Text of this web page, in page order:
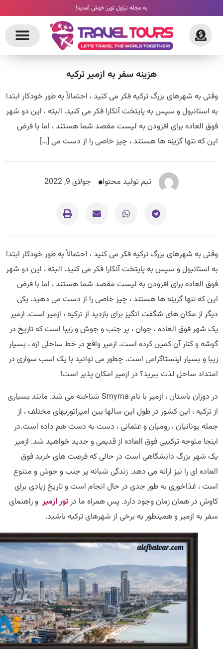
به مجله تراول تورز خوش آمدید!
هزینه سفر به ازمیر ترکیه
به شهرهای بزرگ ترکیه فکر می کنید ، احتمالاً به طور خودکار ابتدا
و سپس به پایتخت آنکارا فکر می کنید. البته ، این دو شهر
العاده برای افزودن به لیست مقصد شما هستند ، اما با فرض
که تنها گزینه ها هستند ، چیز خاصی را از دست می […]
تیم تولید محتوا جولای 9, 2022
به شهرهای بزرگ ترکیه فکر می کنید ، احتمالاً به طور خودکار ابتدا
و سپس به پایتخت آنکارا فکر می کنید. البته ، این دو شهر
العاده برای افزودن به لیست مقصد شما هستند ، اما با فرض
که تنها گزینه ها هستند ، چیز خاصی را از دست می دهید. یکی
از مکان های شگفت انگیز برای بازدید از ترکیه ، ازمیر است. ازمیر
فوق العاده ، جوان ، پر جنب و جوش و زیبا است که تاریخ در
و کنار آن کمین کرده است. ازمیر واقع در خط ساحلی اژه ، بسیار
و بسیار اینستاگرامی است. چطور می توانید با یک اسب سواری در
ساحل لذت ببرید؟ در ازمیر امکان پذیر است!
در دوران باستان ، ازمیر با نام Smyrna شناخته می شد. مانند بسیاری
، این کشور در طول این سالها بین امپراتوریهای مختلف ، از
یونانیان ، رومیان و عثمانی ، دست به دست هم داده است.در
متوجه ترکیبی فوق العاده از قدیمی و جدید خواهید شد. ازمیر
بزرگ دانشگاهی است در حالی که فرصت های خرید فوق
ای را نیز ارائه می دهد. زندگی شبانه پر جنب و جوش و متنوع
، غذاخوری به طور جدی در حال انجام است و تاریخ زیادی برای
در همان زمان وجود دارد. پس همراه ما درتور ازمیرو راهنمای
به ازمیر و همینطور به برخی از شهرهای ترکیه باشید.